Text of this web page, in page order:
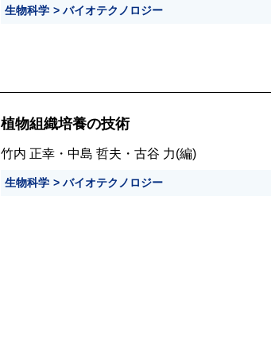
生物科学 バイオテクノロジー
植物組織培養の技術
竹内 正幸 ・ 中島 哲夫 ・ 古谷 力(編)
生物科学 バイオテクノロジー